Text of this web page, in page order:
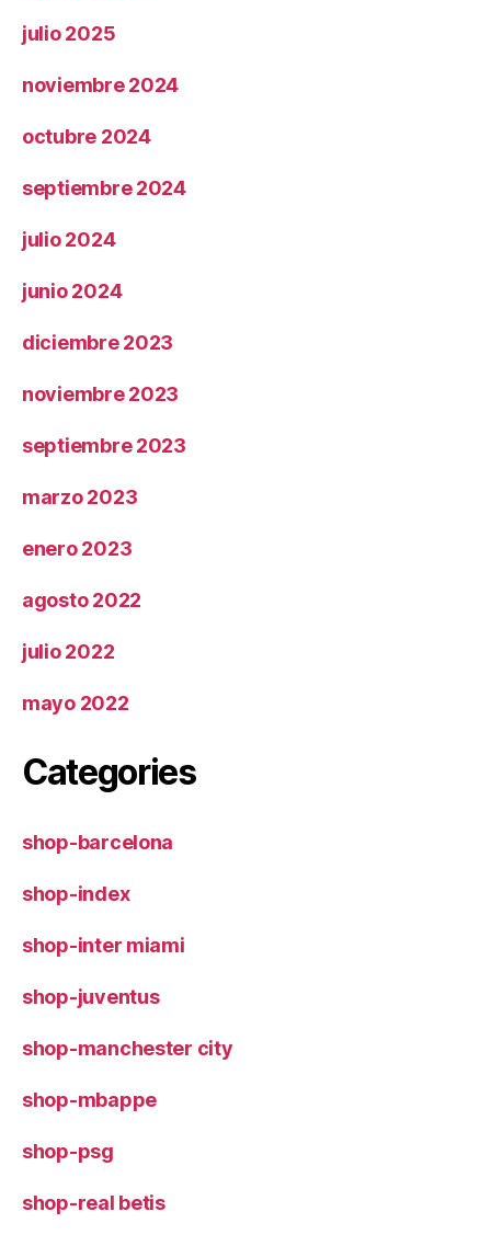
julio 2025
noviembre 2024
octubre 2024
septiembre 2024
julio 2024
junio 2024
diciembre 2023
noviembre 2023
septiembre 2023
marzo 2023
enero 2023
agosto 2022
julio 2022
mayo 2022
Categories
shop-barcelona
shop-index
shop-inter miami
shop-juventus
shop-manchester city
shop-mbappe
shop-psg
shop-real betis